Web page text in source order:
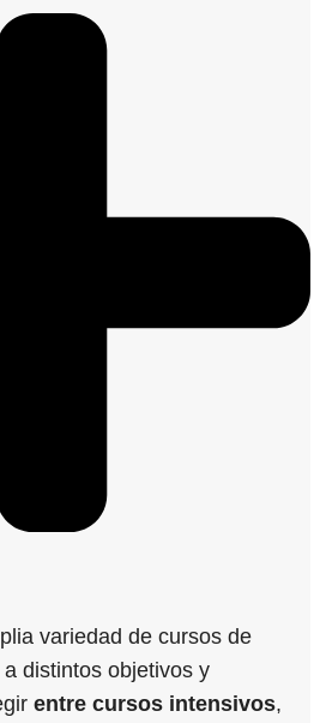
variedad de cursos de
distintos objetivos y
entre cursos intensivos,